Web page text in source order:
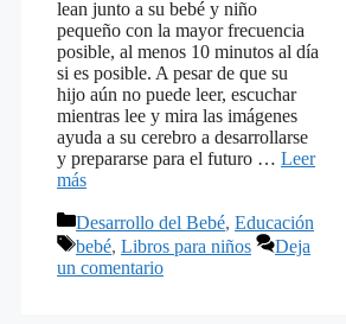
lean junto a su bebé y niño
pequeño con la mayor frecuencia
posible, al menos 10 minutos al día
si es posible. A pesar de que su
hijo aún no puede leer, escuchar
mientras lee y mira las imágenes
ayuda a su cerebro a desarrollarse
y prepararse para el futuro … Leer
más
Categorías
Desarrollo del Bebé, Educación
Etiquetas
bebé, Libros para niños
Deja
un comentario